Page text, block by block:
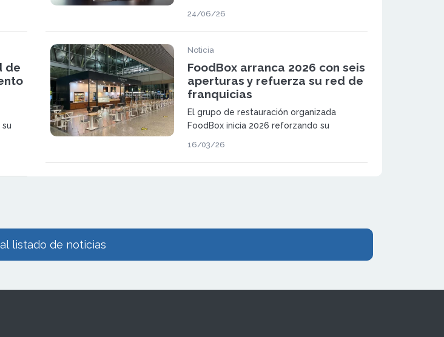
Santagloria Coffee & Bakery gestionados
como Centros Especiales de Empleo.
24/06/26
de
Noticia
FoodBox arranca 2026 con seis
aperturas y refuerza su red de
franquicias
El grupo de restauración organizada
FoodBox inicia 2026 reforzando su
aperturas, cinco de ellas bajo el modelo de
franquicia Santagloria Coffee & Bakery.
16/03/26
listado de noticias